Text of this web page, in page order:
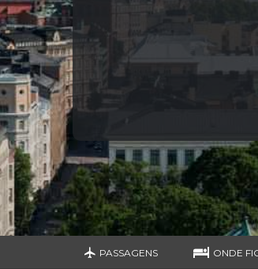
PASSAGENS ONDE